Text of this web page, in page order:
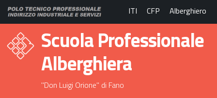
ITI CFP Alberghiero
Scuola Professionale
Alberghiera
"Don Luigi Orione" di Fano